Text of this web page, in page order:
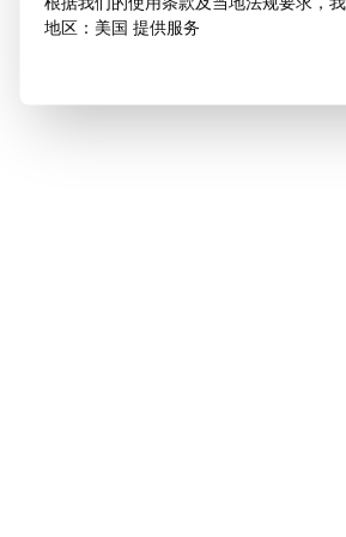
地区：美国 提供服务